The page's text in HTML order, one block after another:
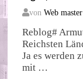
vonWeb master
Reblog#
Reichsten
Ja es werden
mit …